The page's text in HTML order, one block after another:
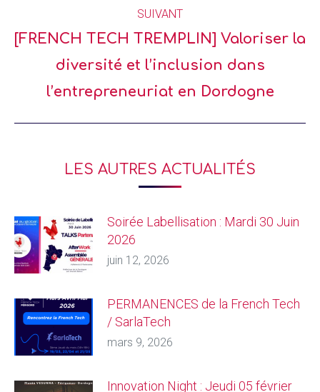
SUIVANT
[FRENCH TECH TREMPLIN] Valoriser la
diversité et l’inclusion dans
l’entrepreneuriat en Dordogne
LES AUTRES ACTUALITÉS
Soirée Labellisation : Mardi 30 Juin
2026
juin 12, 2026
PERMANENCES de la French Tech
/ SarlaTech
mars 9, 2026
Innovation Night : Jeudi 05 février